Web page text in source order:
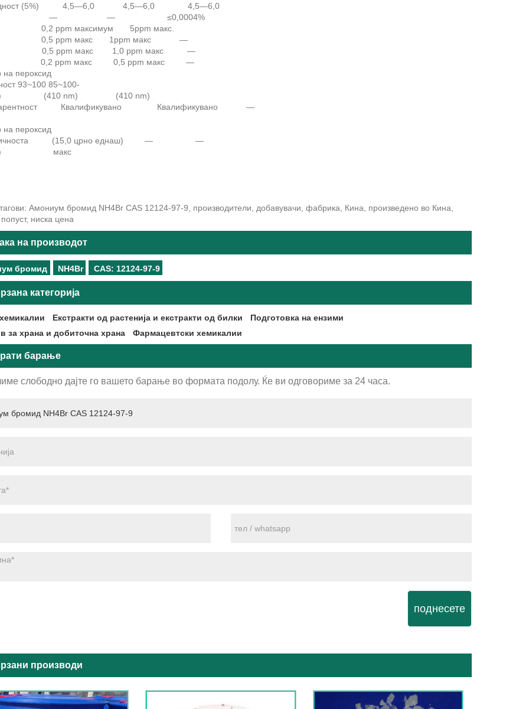
(5%) 4,5—6,0 4,5—6,0 4,5—6,0
— — ≤0,0004%
ppm максимум 5ppm макс.
ppm макс 1ppm макс —
ppm макс 1,0 ppm макс —
ppm макс 0,5 ppm макс —
на пероксид
93~100 85~100-
g/l) (410 nm) (410 nm)
Квалификувано Квалификувано —
на пероксид
(15,0 црно еднаш) — —
g/l) макс
Амониум бромид NH4Br CAS 12124-97-9, производители, добавувачи, фабрика, Кина, произведено во Кина,
ниска цена
на производот
бромид NH4Br CAS: 12124-97-9
категорија
Екстракти од растенија и екстракти од билки
Подготовка на ензими
за храна и добиточна храна
Фармацевтски хемикалии
барање
слободно дајте го вашето барање во формата подолу. Ќе ви одговориме за 24 часа.
поднесете
производи